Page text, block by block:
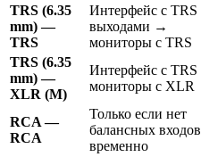
TRS (6.35
mm) —
TRS
Интерфейс с TRS
выходами →
мониторы с TRS
TRS (6.35
mm) —
XLR (M)
Интерфейс с
мониторы с XLR
RCA —
RCA
Только если нет
балансных
временно